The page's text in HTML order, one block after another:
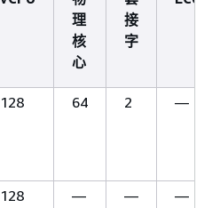
理
核
心
接
字
128 64 2 —
128 — — —